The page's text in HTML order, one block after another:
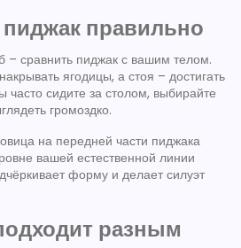
правильно
сравнить пиджак с вашим телом.
ягодицы, а стоя – достигать
сидите за столом, выбирайте
громоздко.
на передней части пиджака
вашей естественной линии
форму и делает силуэт
разным